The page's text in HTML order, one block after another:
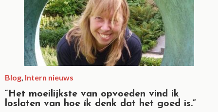
Blog, Intern nieuws
“Het moeilijkste van opvoeden vind ik
loslaten van hoe ík denk dat het goed is.”